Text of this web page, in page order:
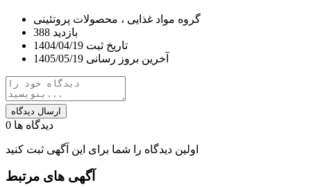
گروه مواد غذایی ، محصولات پروتئینی
بازدید 388
تاریخ ثبت 1404/04/19
آخرین بروز رسانی 1405/05/19
ارسال دیدگاه
دیدگاه ها 0
اولین دیدگاه را شما برای این آگهی ثبت کنید
آگهی های مرتبط